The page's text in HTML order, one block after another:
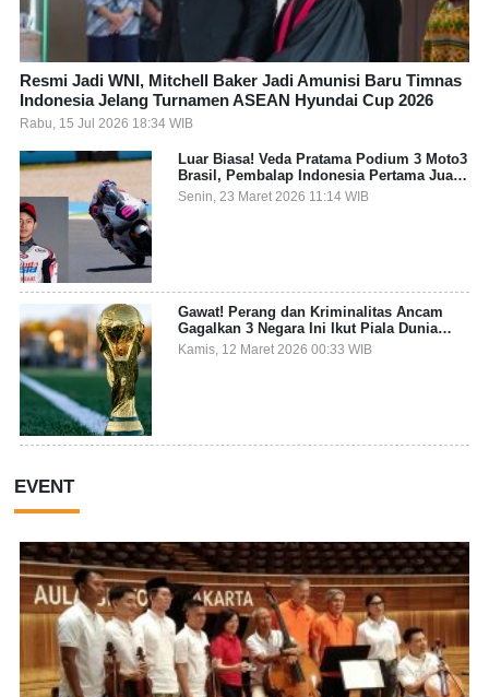
Resmi Jadi WNI, Mitchell Baker Jadi Amunisi Baru Timnas
Indonesia Jelang Turnamen ASEAN Hyundai Cup 2026
Rabu, 15 Jul 2026 18:34 WIB
Luar Biasa! Veda Pratama Podium 3 Moto3
Brasil, Pembalap Indonesia Pertama Juara
Grand Prix
Senin, 23 Maret 2026 11:14 WIB
Gawat! Perang dan Kriminalitas Ancam
Gagalkan 3 Negara Ini Ikut Piala Dunia
2026
Kamis, 12 Maret 2026 00:33 WIB
EVENT